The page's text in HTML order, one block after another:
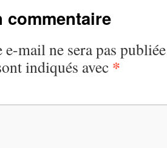
commentaire
e-mail ne sera pas
indiqués avec *